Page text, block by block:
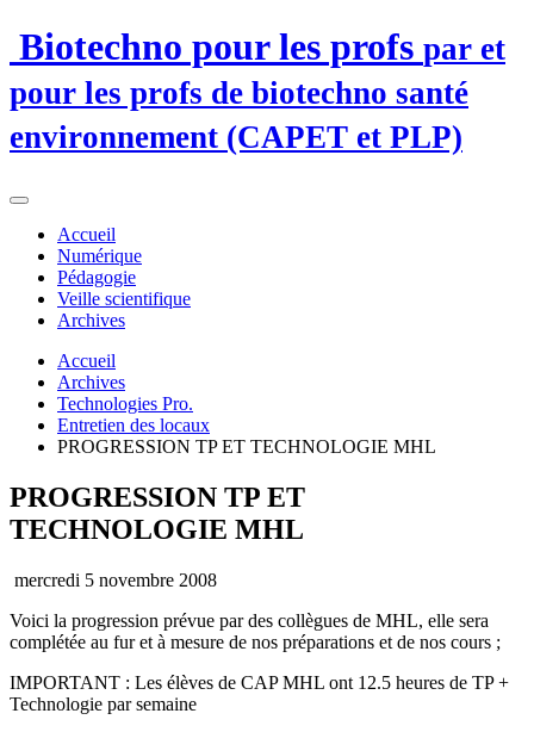
Biotechno pour les profs par et
pour les profs de biotechno santé
environnement (CAPET et PLP)
Accueil
Numérique
Pédagogie
Veille scientifique
Archives
Accueil
Archives
Technologies Pro.
Entretien des locaux
PROGRESSION TP ET TECHNOLOGIE MHL
PROGRESSION TP ET
TECHNOLOGIE MHL
mercredi 5 novembre 2008
Voici la progression prévue par des collègues de MHL, elle sera
complétée au fur et à mesure de nos préparations et de nos cours ;
IMPORTANT : Les élèves de CAP MHL ont 12.5 heures de TP +
Technologie par semaine